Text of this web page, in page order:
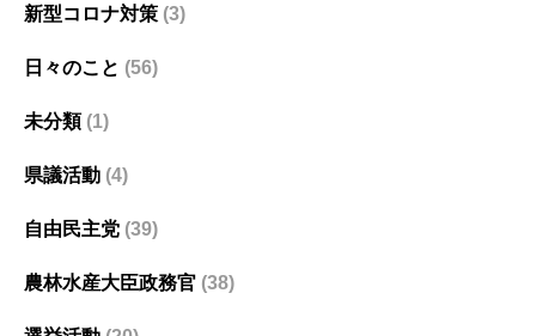
新型コロナ対策 (3)
日々のこと (56)
未分類(1)
県議活動 (4)
自由民主党 (39)
農林水産大臣政務官 (38)